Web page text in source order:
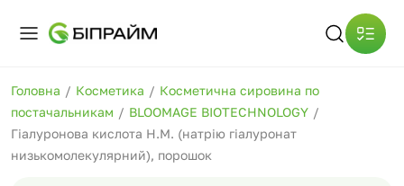
Головна / Косметика / Косметична сировина по
постачальникам / BLOOMAGE BIOTECHNOLOGY /
Гіалуронова кислота Н.М. (натрію гіалуронат
низькомолекулярний), порошок